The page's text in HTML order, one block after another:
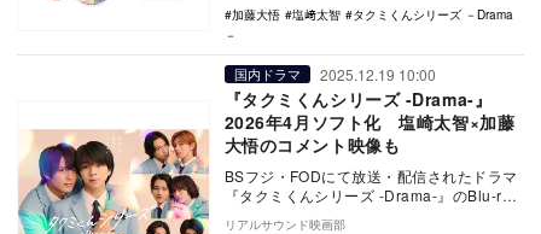
加藤大悟
塩﨑太智
タクミくんシリーズ －Drama
－
国内ドラマ 2025.12.19 10:00
『タクミくんシリーズ -Drama-』
2026年4月ソフト化 塩崎太智×加藤
大悟のコメント映像も
BSフジ・FODにて放送・配信されたドラマ
『タクミくんシリーズ -Drama-』のBlu-ray
＆DVD BOXが、2026年4…
リアルサウンド映画部